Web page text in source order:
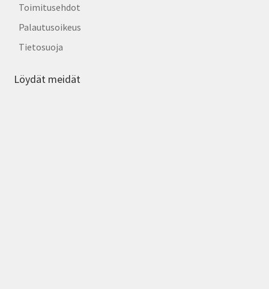
Toimitusehdot
Palautusoikeus
Tietosuoja
Löydät meidät